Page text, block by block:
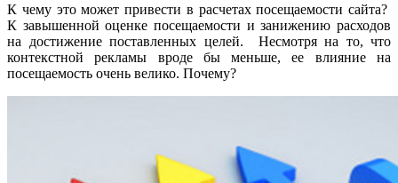
К чему это может привести в расчетах посещаемости сайта?
К завышенной оценке посещаемости и занижению расходов
на достижение поставленных целей. Несмотря на то, что
контекстной рекламы вроде бы меньше, ее влияние на
посещаемость очень велико. Почему?